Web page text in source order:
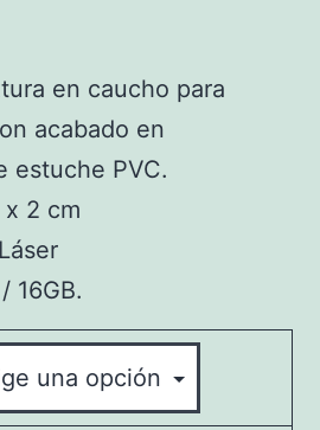
en caucho para
acabado en
estuche PVC.
2 cm
16GB.